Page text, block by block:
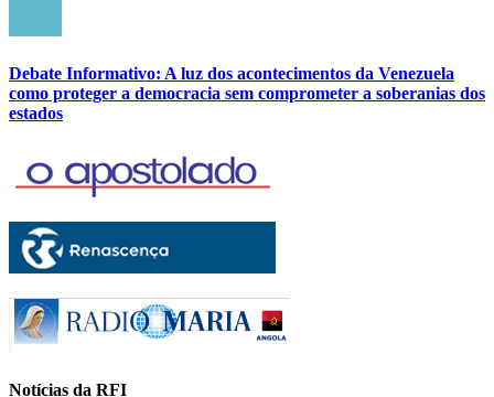
Debate Informativo: A luz dos acontecimentos da Venezuela
como proteger a democracia sem comprometer a soberanias dos
estados
Notícias da RFI